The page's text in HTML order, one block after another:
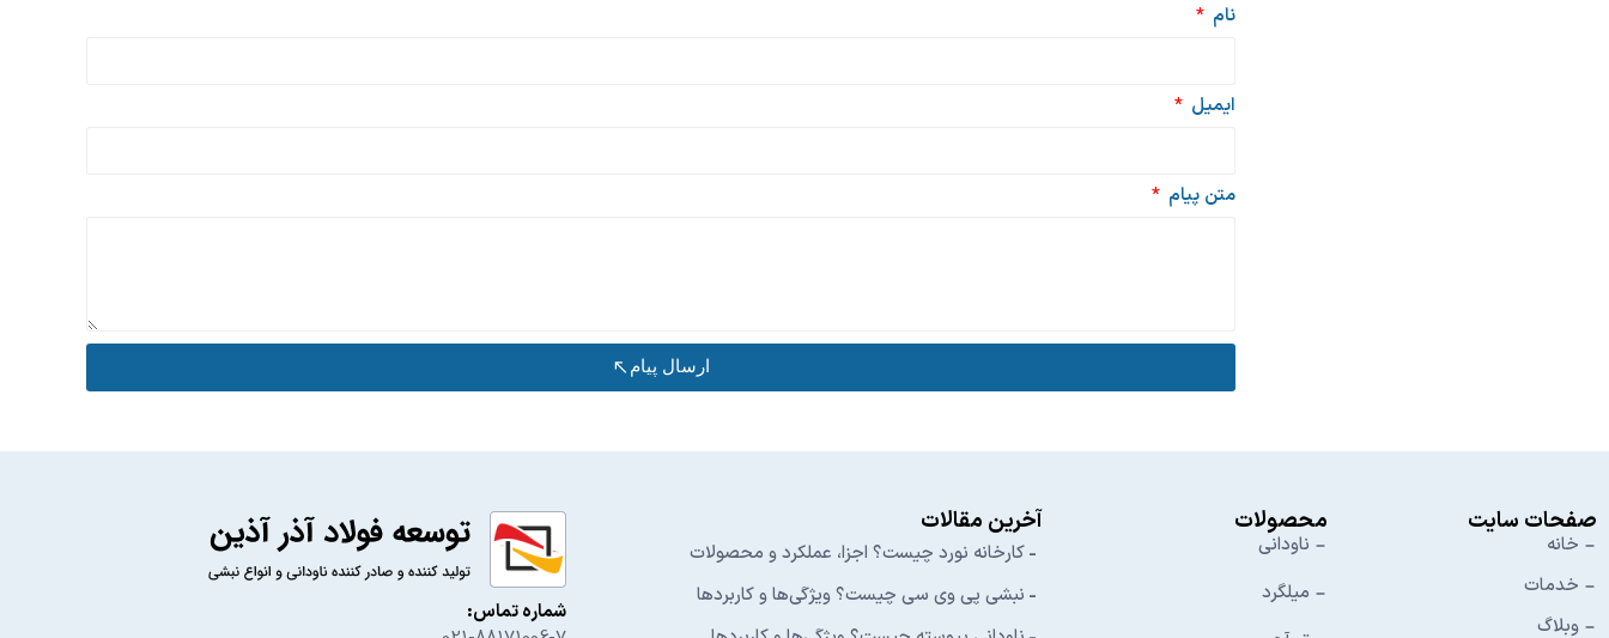
نام
ایمیل
متن پیام
ارسال پیام
صفحات سایت
خانه
خدمات
وبلاگ
محصولات
ناودانی
میلگرد
آخرین مقالات
کارخانه نورد چیست؟ اجزا، عملکرد و محصولات
نبشی پی وی سی چیست؟ ویژگی‌ها و کاربردها
شماره تماس: